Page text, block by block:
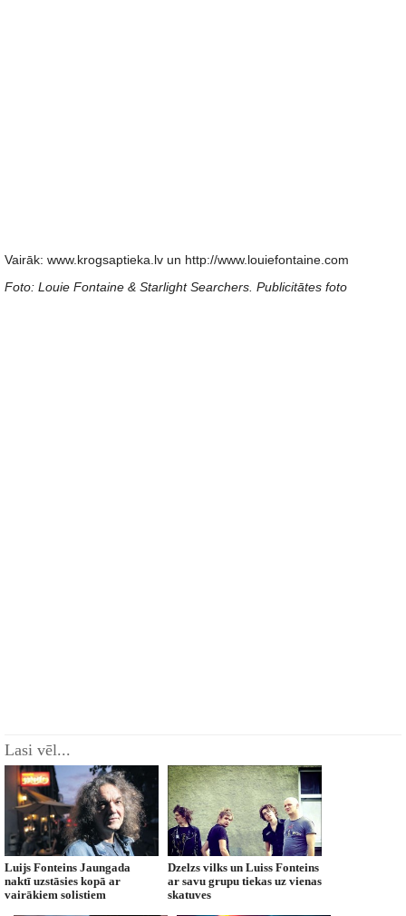
Vairāk: www.krogsaptieka.lv un http://www.louiefontaine.com
Foto: Louie Fontaine & Starlight Searchers. Publicitātes foto
Lasi vēl...
Luijs Fonteins Jaungada
naktī uzstāsies kopā ar
vairākiem solistiem
Dzelzs vilks un Luiss Fonteins
ar savu grupu tiekas uz vienas
skatuves